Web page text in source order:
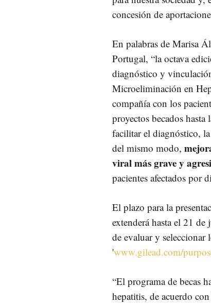
concesión de
En palabras de Marisa
Portugal, “la octava
diagnóstico y
Microeliminación en
compañía con los
proyectos becados
facilitar el diagnóstico,
del mismo modo,
viral más grave y
pacientes afectados por
El plazo para la
extenderá hasta el 21
de evaluar y seleccionar
'www.gilead.com/
“El programa de becas
hepatitis, de acuerdo